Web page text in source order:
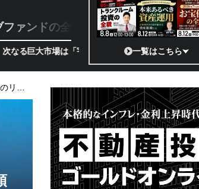
ァンドの全貌
場は「宇宙!?」 日本の宇宙ベンチャーのココが
一覧はこちら